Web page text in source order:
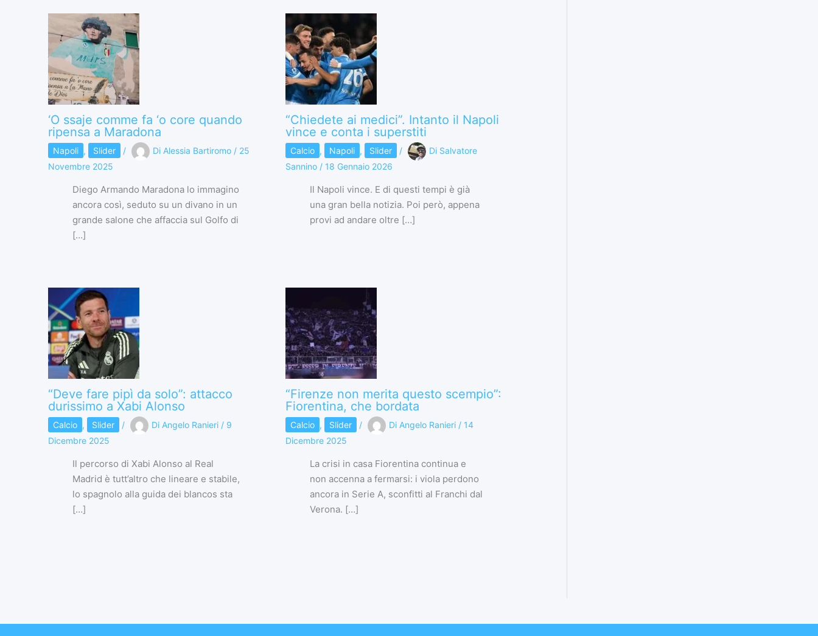
‘O ssaje comme fa ‘o core quando
ripensa a Maradona
Napoli , Slider / Di Alessia Bartiromo / 25
Novembre 2025
Diego Armando Maradona lo immagino
ancora così, seduto su un divano in un
grande salone che affaccia sul Golfo di
[…]
“Chiedete ai medici”. Intanto il Napoli
vince e conta i superstiti
Calcio , Napoli , Slider / Di Salvatore
Sannino / 18 Gennaio 2026
Il Napoli vince. E di questi tempi è già
una gran bella notizia. Poi però, appena
provi ad andare oltre […]
“Deve fare pipì da solo”: attacco
durissimo a Xabi Alonso
Calcio , Slider / Di Angelo Ranieri / 9
Dicembre 2025
Il percorso di Xabi Alonso al Real
Madrid è tutt’altro che lineare e stabile,
lo spagnolo alla guida dei blancos sta
[…]
“Firenze non merita questo scempio”:
Fiorentina, che bordata
Calcio , Slider / Di Angelo Ranieri / 14
Dicembre 2025
La crisi in casa Fiorentina continua e
non accenna a fermarsi: i viola perdono
ancora in Serie A, sconfitti al Franchi dal
Verona. […]